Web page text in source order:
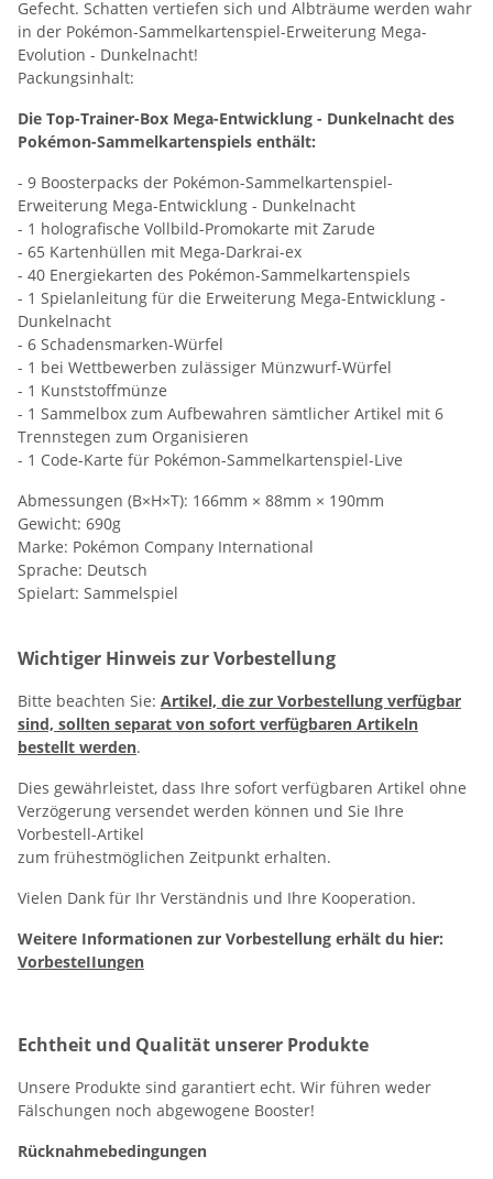
Gefecht. Schatten vertiefen sich und Albträume werden wahr
in der Pokémon-Sammelkartenspiel-Erweiterung Mega-
Evolution - Dunkelnacht!
Packungsinhalt:
Die Top-Trainer-Box Mega-Entwicklung - Dunkelnacht des
Pokémon-Sammelkartenspiels enthält:
- 9 Boosterpacks der Pokémon-Sammelkartenspiel-
Erweiterung Mega-Entwicklung - Dunkelnacht
- 1 holografische Vollbild-Promokarte mit Zarude
- 65 Kartenhüllen mit Mega-Darkrai-ex
- 40 Energiekarten des Pokémon-Sammelkartenspiels
- 1 Spielanleitung für die Erweiterung Mega-Entwicklung -
Dunkelnacht
- 6 Schadensmarken-Würfel
- 1 bei Wettbewerben zulässiger Münzwurf-Würfel
- 1 Kunststoffmünze
- 1 Sammelbox zum Aufbewahren sämtlicher Artikel mit 6
Trennstegen zum Organisieren
- 1 Code-Karte für Pokémon-Sammelkartenspiel-Live
Abmessungen (B×H×T): 166mm × 88mm × 190mm
Gewicht: 690g
Marke: Pokémon Company International
Sprache: Deutsch
Spielart: Sammelspiel
Wichtiger Hinweis zur Vorbestellung
Bitte beachten Sie: Artikel, die zur Vorbestellung verfügbar
sind, sollten separat von sofort verfügbaren Artikeln
bestellt werden.
Dies gewährleistet, dass Ihre sofort verfügbaren Artikel ohne
Verzögerung versendet werden können und Sie Ihre
Vorbestell-Artikel
zum frühestmöglichen Zeitpunkt erhalten.
Vielen Dank für Ihr Verständnis und Ihre Kooperation.
Weitere Informationen zur Vorbestellung erhält du hier:
VorbesteIIungen
Echtheit und Qualität unserer Produkte
Unsere Produkte sind garantiert echt. Wir führen weder
Fälschungen noch abgewogene Booster!
Rücknahmebedingungen